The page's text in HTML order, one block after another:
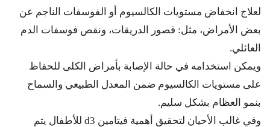
لعلاج انخفاض مستويات الكالسيوم أو الفوسفات الناجم عن
بعض الأمراض، مثل: قصور الدريقات، ونقص فوسفات الدم
العائلي.
ويمكن استخدامه في حالة الإصابة بأمراض الكلى للحفاظ
على مستويات الكالسيوم ضمن المعدل الطبيعي والسماح
بنمو العظام بشكل سليم.
وفي غالب الأحيان لتحقيق أهمية فيتامين d3 للأطفال يتم